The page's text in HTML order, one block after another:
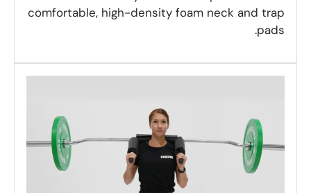
comfortable, high-density foam neck and trap
pads.